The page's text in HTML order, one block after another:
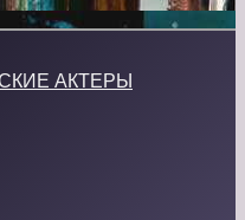
АКТЕРЫ